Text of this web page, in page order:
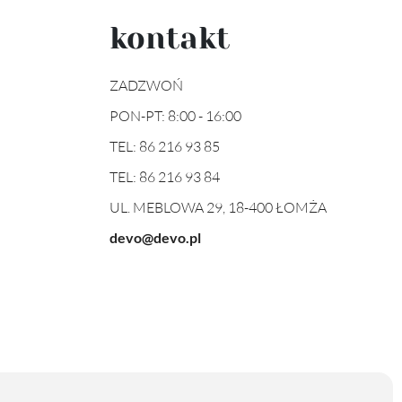
kontakt
ZADZWOŃ
PON-PT: 8:00 - 16:00
TEL: 86 216 93 85
TEL: 86 216 93 84
UL. MEBLOWA 29, 18-400 ŁOMŻA
devo@devo.pl